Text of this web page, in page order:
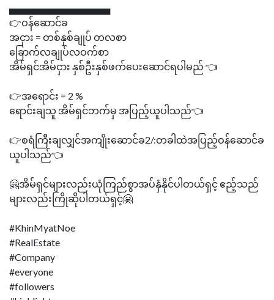
▄▄▄▄▄▄▄▄▄▄▄▄▄▄▄
👉ဝန်ဆောင်ခ
အငှား = တစ်နှစ်ချုပ် တလစာ
ခြောက်လချုပ်လဝက်စာ
အိမ်ရှင်အိမ်ငှား နှစ်ဦးနှစ်ဖက်ပေးဆောင်ရပါမည် 👈
👉အရောင်း = 2 %
ရောင်းချသူ အိမ်ရှင်ဘက်မှ အပြည့်ယူပါသည်👈
👉စရံကြီးချလျှင်အကျိုးဆောင်ခ2/:တခါထဲအပြည့်ဝန်ဆောင်ခ
ယူပါသည်👈
🤗အိမ်ရှင်များလည်းယုံကြည်စွာအပ်နှံနိုင်ပါတယ်ရှင့် ဧည့်သည်
များလည်းကြိုဆိုပါတယ်ရှင့်🤗
#KhinMyatNoe
#RealEstate
#Company
#everyone
#followers